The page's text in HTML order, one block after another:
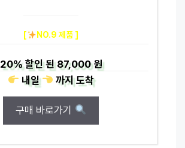
[ NO.9 제품 ]
20%할인 된87,000 원
내일
까지도착
구매 바로가기